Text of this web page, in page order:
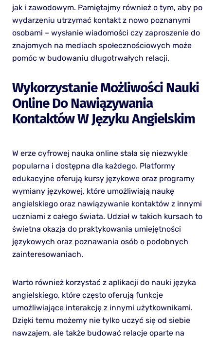
jak i zawodowym. Pamiętajmy również o tym, aby po
wydarzeniu utrzymać kontakt z nowo poznanymi
osobami – wysłanie wiadomości czy zaproszenie do
znajomych na mediach społecznościowych może
pomóc w budowaniu długotrwałych relacji.
Wykorzystanie Możliwości Nauki
Online Do Nawiązywania
Kontaktów W Języku Angielskim
W erze cyfrowej nauka online stała się niezwykle
popularna i dostępna dla każdego. Platformy
edukacyjne oferują kursy językowe oraz programy
wymiany językowej, które umożliwiają naukę
angielskiego oraz nawiązywanie kontaktów z innymi
uczniami z całego świata. Udział w takich kursach to
świetna okazja do praktykowania umiejętności
językowych oraz poznawania osób o podobnych
zainteresowaniach.
Warto również korzystać z aplikacji do nauki języka
angielskiego, które często oferują funkcje
umożliwiające interakcję z innymi użytkownikami.
Dzięki temu możemy nie tylko uczyć się od siebie
nawzajem, ale także budować relacje oparte na